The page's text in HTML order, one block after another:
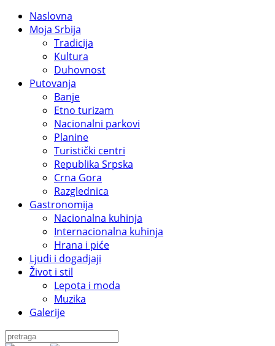
Naslovna
Moja Srbija
Tradicija
Kultura
Duhovnost
Putovanja
Banje
Etno turizam
Nacionalni parkovi
Planine
Turistički centri
Republika Srpska
Crna Gora
Razglednica
Gastronomija
Nacionalna kuhinja
Internacionalna kuhinja
Hrana i piće
Ljudi i dogadjaji
Život i stil
Lepota i moda
Muzika
Galerije